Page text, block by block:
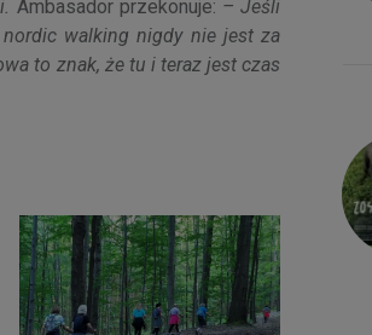
Ambasador przekonuje: – Jeśli
walking nigdy nie jest za
to znak, że tu i teraz jest czas